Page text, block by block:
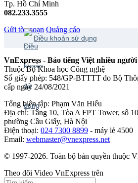
Tp. Hồ Chí Minh
082.233.3555
Gửi tòa soạn Quảng cáo
Điều khoản sử dụng
VnExpress - Báo tiếng Việt nhiều
Thuộc Bộ Khoa học Công nghệ
Số giấy phép: 548/GP-BTTTT do Bộ
cấp ngày 24/08/2021
Tổng biên tập: Phạm Văn Hiếu
Địa chỉ: Tầng 10, Tòa A FPT Tower, số
phường Cầu Giấy, Hà Nội
Điện thoại: 024 7300 8899 - máy lẻ 4500
Email: webmaster@vnexpress.net
© 1997-2026. Toàn bộ bản quyền thuộc
Theo dõi Video VnExpress trên